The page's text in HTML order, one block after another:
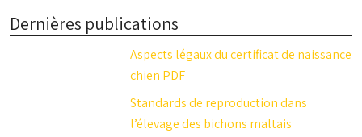
Dernières publications
Aspects légaux du certificat de naissance
chien PDF
Standards de reproduction dans
l’élevage des bichons maltais